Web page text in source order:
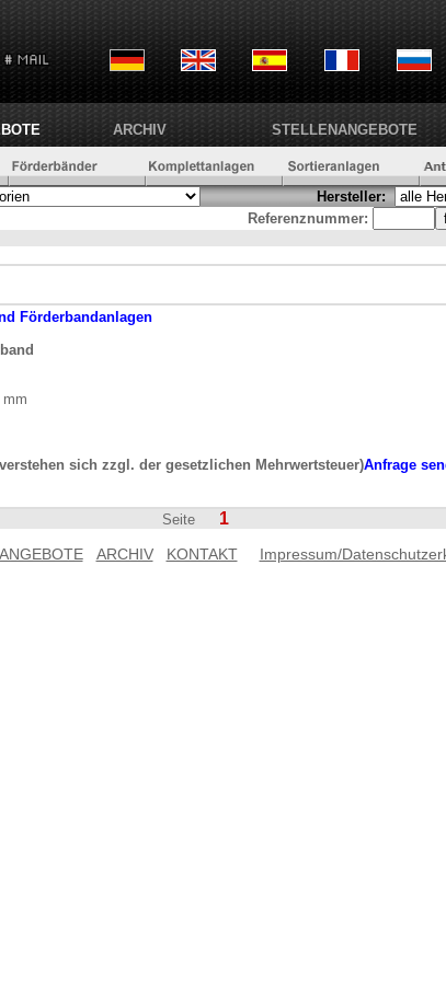
ARCHIV STELLENANGEBOTE
Hersteller:
Referenznummer:
Förderbandanlagen
mm
sich zzgl. der gesetzlichen Mehrwertsteuer)Anfrage
Seite 1
ANGEBOTE ARCHIV KONTAKT Impressum/